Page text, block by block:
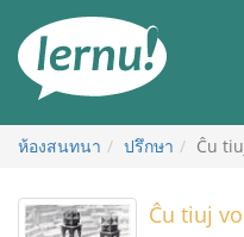
สารบัญ
ห้องสนทนา ปรึกษา Ĉu
Ĉu tiuj